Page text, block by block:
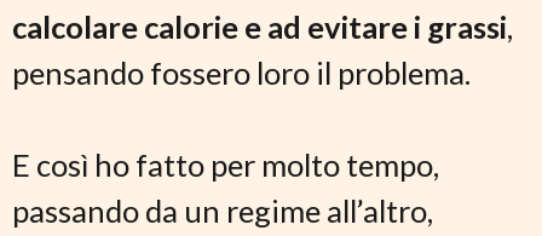
calcolare calorie e ad evitare i grassi,
pensando fossero loro il problema.
E così ho fatto per molto tempo,
passando da un regime all’altro,